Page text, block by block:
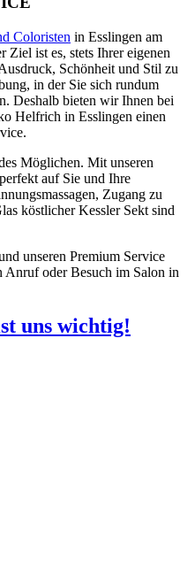
Coloristen in Esslingen am
ist es, stets Ihrer eigenen
Schönheit und Stil zu
in der Sie sich rundum
Deshalb bieten wir Ihnen bei
Helfrich in Esslingen einen
Möglichen. Mit unseren
auf Sie und Ihre
Zugang zu
köstlicher Kessler Sekt sind
unseren Premium Service
Anruf oder Besuch im Salon in
uns wichtig!